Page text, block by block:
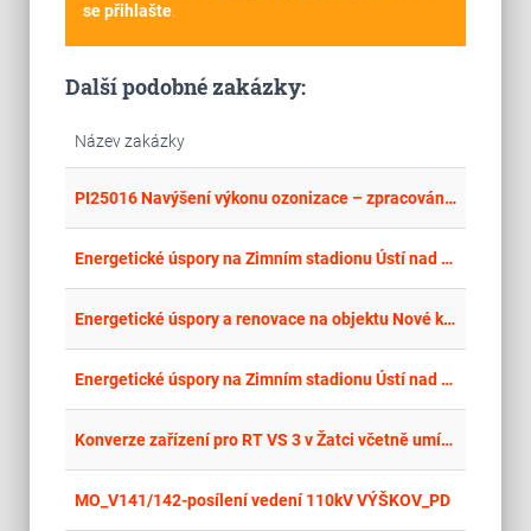
se přihlašte.
Další podobné zakázky:
Název zakázky
PI25016 Navýšení výkonu ozonizace – zpracování PD
Energetické úspory na Zimním stadionu Ústí nad Labem – projektová dokumentace renovace budovy II.
Energetické úspory a renovace na objektu Nové krematorium v Ústí nad Labem, Střekov – projektová dokumentace III.
Energetické úspory na Zimním stadionu Ústí nad Labem – projektová dokumentace na budování carportu
Konverze zařízení pro RT VS 3 v Žatci včetně umístění KPS do dotčených objektů - projektová dokumentace
MO_V141/142-posílení vedení 110kV VÝŠKOV_PD